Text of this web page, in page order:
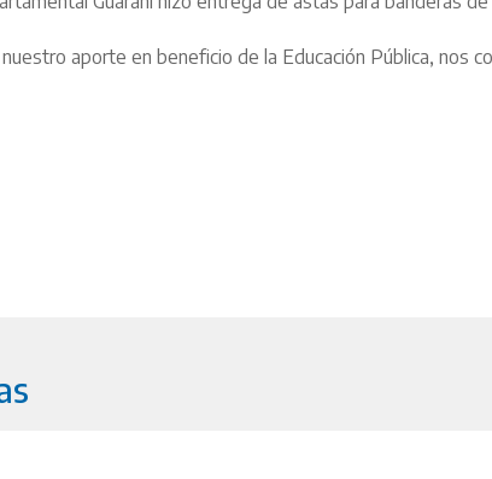
aporte en beneficio de la Educación Pública, nos